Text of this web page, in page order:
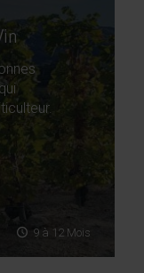
9 à 12 Mois